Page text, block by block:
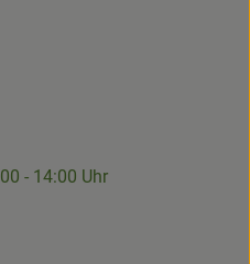
die.hofkiste/
www.facebook.com/p/Die-
- 14:00 Uhr